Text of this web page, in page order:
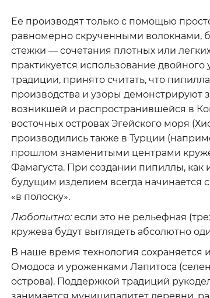
Ее производят только с помощью
равномерно скрученными волокнами,
стежки — сочетания плотных или
практикуется использование
традиции, принято считать, что
производства и узоры демонстрируют
возникшей и распространившейся в
восточных островах Эгейского моря
производились также в Турции
прошлом знаменитыми центрами
Фамагуста. При создании пипиллы, как
будущим изделием всегда начинается
«в полоску».
Любопытно:если это не рельефная
кружева будут выглядеть абсолютно
В наше время технология
Омодоса и уроженками Лапитоса
острова). Поддержкой традиций